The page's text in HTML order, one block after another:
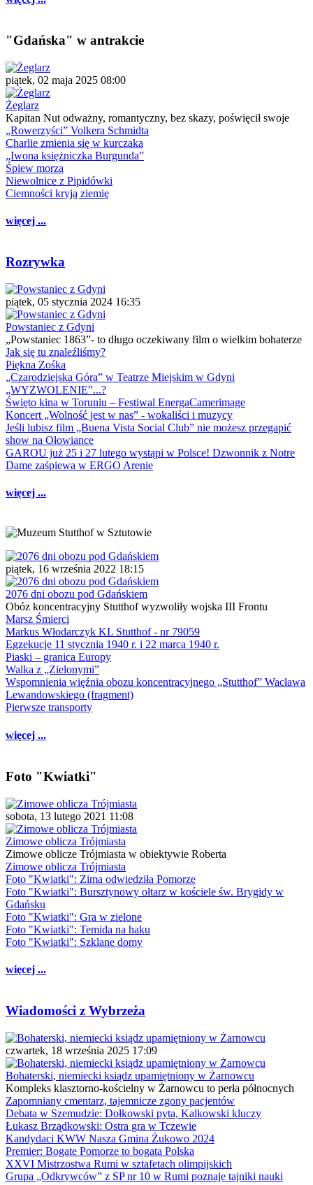
"Gdańska" w antrakcie
piątek, 02 maja 2025 08:00
Żeglarz
Kapitan Nut odważny, romantyczny, bez skazy, poświęcił swoje
„Rowerzyści” Volkera Schmidta
Charlie zmienia się w kurczaka
„Iwona księżniczka Burgunda”
Śpiew morza
Niewolnice z Pipidówki
Ciemności kryją ziemię
więcej ...
Rozrywka
piątek, 05 stycznia 2024 16:35
Powstaniec z Gdyni
„Powstaniec 1863”- to długo oczekiwany film o wielkim bohaterze
Jak się tu znaleźliśmy?
Piękna Zośka
„Czarodziejska Góra” w Teatrze Miejskim w Gdyni
„WYZWOLENIE”...?
Święto kina w Toruniu – Festiwal EnergaCamerimage
Koncert „Wolność jest w nas” - wokaliści i muzycy
Jeśli lubisz film „Buena Vista Social Club” nie możesz przegapić
show na Ołowiance
GAROU już 25 i 27 lutego wystąpi w Polsce! Dzwonnik z Notre
Dame zaśpiewa w ERGO Arenie
więcej ...
piątek, 16 września 2022 18:15
2076 dni obozu pod Gdańskiem
Obóz koncentracyjny Stutthof wyzwoliły wojska III Frontu
Marsz Śmierci
Markus Włodarczyk KL Stutthof - nr 79059
Egzekucje 11 stycznia 1940 r. i 22 marca 1940 r.
Piaski – granica Europy
Walka z „Zielonymi”
Wspomnienia więźnia obozu koncentracyjnego „Stutthof” Wacława
Lewandowskiego (fragment)
Pierwsze transporty
więcej ...
Foto "Kwiatki"
sobota, 13 lutego 2021 11:08
Zimowe oblicza Trójmiasta
Zimowe oblicze Trójmiasta w obiektywie Roberta
Zimowe oblicza Trójmiasta
Foto "Kwiatki": Zima odwiedziła Pomorze
Foto "Kwiatki": Bursztynowy ołtarz w kościele św. Brygidy w
Gdańsku
Foto "Kwiatki": Gra w zielone
Foto "Kwiatki": Temida na haku
Foto "Kwiatki": Szklane domy
więcej ...
Wiadomości z Wybrzeża
czwartek, 18 września 2025 17:09
Bohaterski, niemiecki ksiądz upamiętniony w Żarnowcu
Kompleks klasztorno-kościelny w Żarnowcu to perła północnych
Zapomniany cmentarz, tajemnicze zgony pacjentów
Debata w Szemudzie: Dołkowski pyta, Kalkowski kluczy
Łukasz Brządkowski: Ostra gra w Tczewie
Kandydaci KWW Nasza Gmina Żukowo 2024
Premier: Bogate Pomorze to bogata Polska
XXVI Mistrzostwa Rumi w sztafetach olimpijskich
Grupa „Odkrywców” z SP nr 10 w Rumi poznaje tajniki nauki